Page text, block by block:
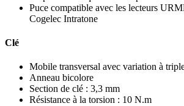
Puce compatible avec les lecteurs
Cogelec Intratone
Clé
Mobile transversal avec variation à
Anneau bicolore
Section de clé : 3,3 mm
Résistance à la torsion : 10 N.m